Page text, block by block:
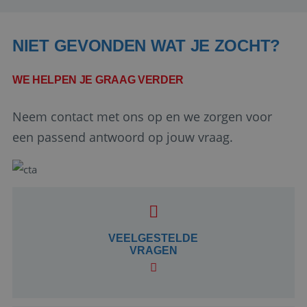
NIET GEVONDEN WAT JE ZOCHT?
WE HELPEN JE GRAAG VERDER
Neem contact met ons op en we zorgen voor
een passend antwoord op jouw vraag.
VEELGESTELDE
VRAGEN
Corporation
Google Privacy Policy